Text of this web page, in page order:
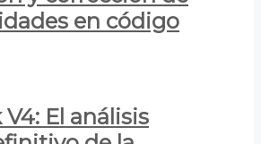
en código
V4: El análisis